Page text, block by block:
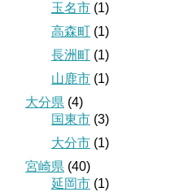
玉名市 (1)
高森町 (1)
長洲町 (1)
山鹿市 (1)
大分県 (4)
国東市 (3)
大分市 (1)
宮崎県 (40)
延岡市 (1)